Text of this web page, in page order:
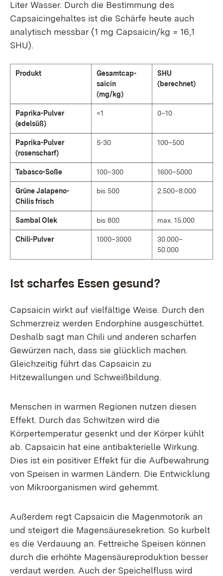
Liter Wasser. Durch die Bestimmung des
Capsaicingehaltes ist die Schärfe heute auch
analytisch messbar (1 mg Capsaicin/kg = 16,1
SHU).
Produkt
Gesamt­cap­
sa­icin
(mg/kg)
SHU
(berechnet)
Paprika-Pulver
(edelsüß)
<1 0–10
Paprika-Pulver
(rosen­scharf)
5-30 100–500
Tabasco-Soße 100–300 1600–5000
Grüne Jalapeno-
Chilis frisch
bis 500 2.500–8.000
Sambal Olek bis 800 max. 15.000
Chili-Pulver 1000–3000
30.000–
50.000
Ist scharfes Essen gesund?
Capsaicin wirkt auf vielfältige Weise. Durch den
Schmerzreiz werden Endorphine ausgeschüttet.
Deshalb sagt man Chili und anderen scharfen
Gewürzen nach, dass sie glücklich machen.
Gleichzeitig führt das Capsaicin zu
Hitzewallungen und Schweißbildung.
Menschen in warmen Regionen nutzen diesen
Effekt. Durch das Schwitzen wird die
Körpertemperatur gesenkt und der Körper kühlt
ab. Capsaicin hat eine antibakterielle Wirkung.
Dies ist ein positiver Effekt für die Aufbewahrung
von Speisen in warmen Ländern. Die Entwicklung
von Mikroorganismen wird gehemmt.
Außerdem regt Capsaicin die Magenmotorik an
und steigert die Magensäuresekretion. So kurbelt
es die Verdauung an. Fettreiche Speisen können
durch die erhöhte Magensäureproduktion besser
verdaut werden. Auch der Speichelfluss wird